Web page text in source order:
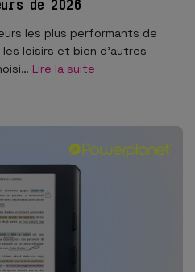
de 2026
les plus performants de
loisirs et bien d'autres
Lire la suite